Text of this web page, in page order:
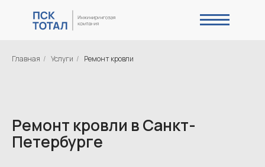
Главная / Услуги / Ремонт кровли
Ремонт кровли в Санкт-
Петербурге